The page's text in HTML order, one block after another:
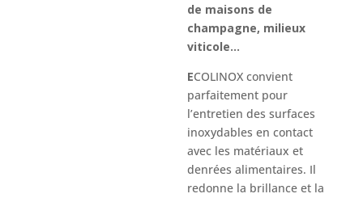
de maisons de
champagne, milieux
viticole…
ECOLINOX convient
parfaitement pour
l’entretien des surfaces
inoxydables en contact
avec les matériaux et
denrées alimentaires. Il
redonne la brillance et la